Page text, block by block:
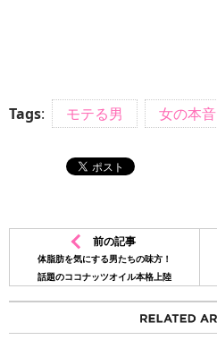
Tags: モテる男 女の本音
前の記事
体脂肪を気にする男たちの味方！
話題のココナッツオイル本格上陸